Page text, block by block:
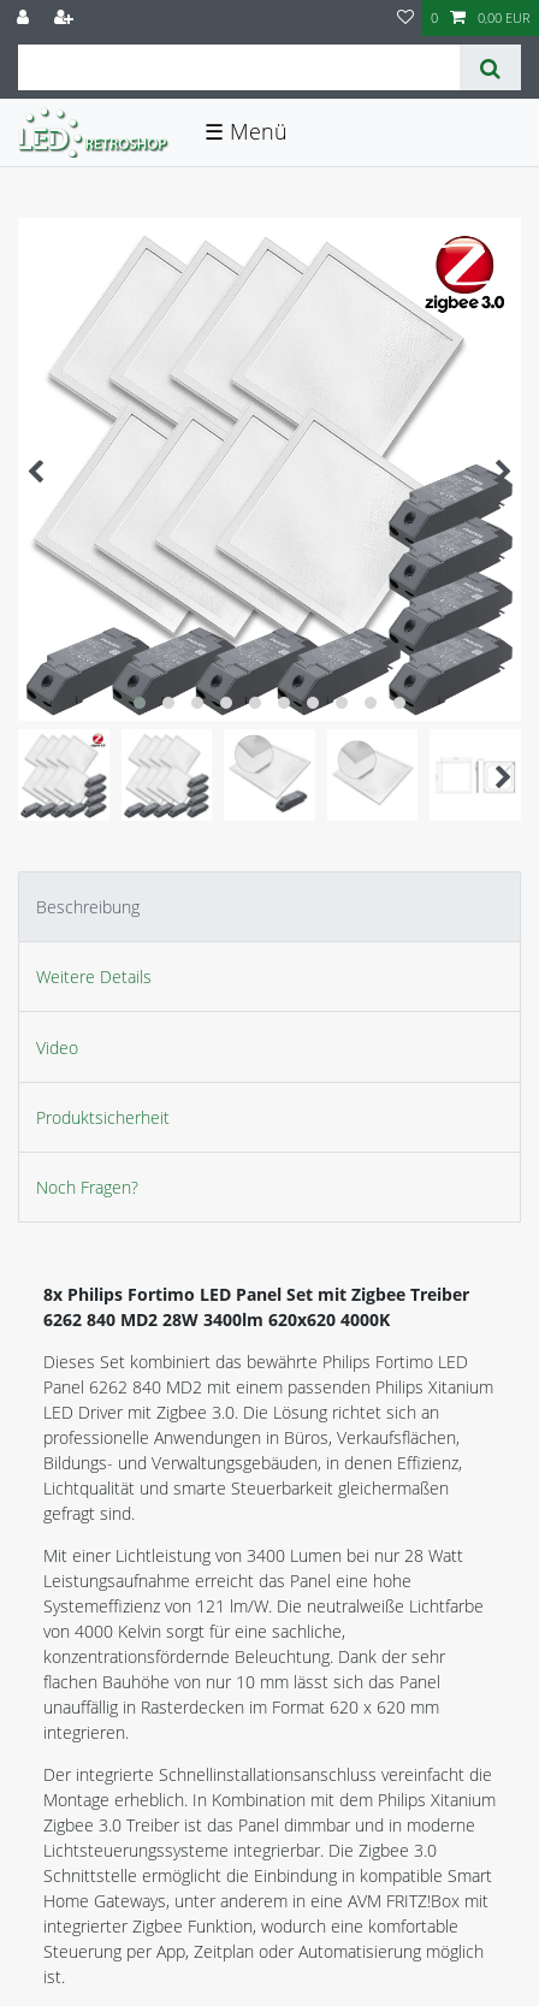
0 0,00 EUR
☰
Beschreibung
Weitere Details
Video
Produktsicherheit
Noch Fragen?
8x Philips Fortimo LED Panel Set mit Zigbee Treiber
6262 840 MD2 28W 3400lm 620x620 4000K
Dieses Set kombiniert das bewährte Philips Fortimo LED
Panel 6262 840 MD2 mit einem passenden Philips Xitanium
LED Driver mit Zigbee 3.0. Die Lösung richtet sich an
professionelle Anwendungen in Büros, Verkaufsflächen,
Bildungs- und Verwaltungsgebäuden, in denen Effizienz,
Lichtqualität und smarte Steuerbarkeit gleichermaßen
gefragt sind.
Mit einer Lichtleistung von 3400 Lumen bei nur 28 Watt
Leistungsaufnahme erreicht das Panel eine hohe
Systemeffizienz von 121 lm/W. Die neutralweiße Lichtfarbe
von 4000 Kelvin sorgt für eine sachliche,
konzentrationsfördernde Beleuchtung. Dank der sehr
flachen Bauhöhe von nur 10 mm lässt sich das Panel
unauffällig in Rasterdecken im Format 620 x 620 mm
integrieren.
Der integrierte Schnellinstallationsanschluss vereinfacht die
Montage erheblich. In Kombination mit dem Philips Xitanium
Zigbee 3.0 Treiber ist das Panel dimmbar und in moderne
Lichtsteuerungssysteme integrierbar. Die Zigbee 3.0
Schnittstelle ermöglicht die Einbindung in kompatible Smart
Home Gateways, unter anderem in eine AVM FRITZ!Box mit
integrierter Zigbee Funktion, wodurch eine komfortable
Steuerung per App, Zeitplan oder Automatisierung möglich
ist.